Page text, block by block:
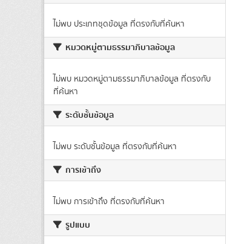
ไม่พบ ประเภทชุดข้อมูล ที่ตรงกับที่ค้นหา
หมวดหมู่ตามธรรมาภิบาลข้อมูล
ไม่พบ หมวดหมู่ตามธรรมาภิบาลข้อมูล ที่ตรงกับ
ที่ค้นหา
ระดับชั้นข้อมูล
ไม่พบ ระดับชั้นข้อมูล ที่ตรงกับที่ค้นหา
การเข้าถึง
ไม่พบ การเข้าถึง ที่ตรงกับที่ค้นหา
รูปแบบ